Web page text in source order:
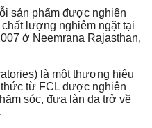
sản phẩm được nghiên
lượng nghiêm ngặt tại
ở Neemrana Rajasthan,
là một thương hiệu
từ FCL được nghiên
sóc, đưa làn da trở về